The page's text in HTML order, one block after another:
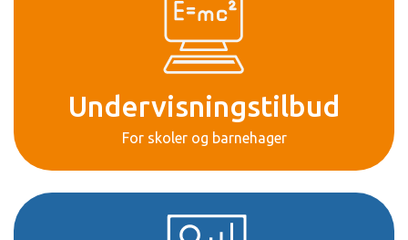
Undervisningstilbud
For skoler og barnehager